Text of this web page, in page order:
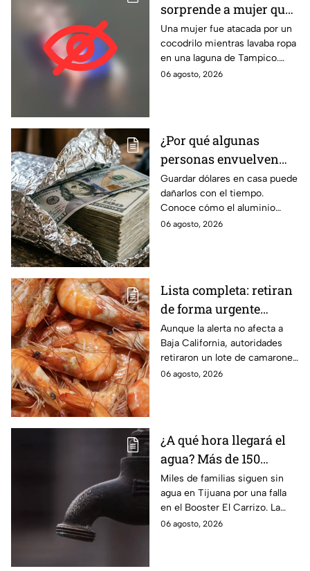
sorprende a mujer que
lavaba ropa y la
arrastra al agua en
Tampico | FUERTES
IMÁGENES
Una mujer fue atacada por un
cocodrilo mientras lavaba ropa
en una laguna de Tampico.
Autoridades activaron un
06 agosto, 2026
¿Por qué algunas
personas envuelven
dólares en papel
aluminio? La razón
podría sorprenderte
Guardar dólares en casa puede
dañarlos con el tiempo.
Conoce cómo el aluminio
puede ayudar a proteger los
06 agosto, 2026
Lista completa: retiran
de forma urgente
camarones
contaminados con
salmonela
Aunque la alerta no afecta a
Baja California, autoridades
retiraron un lote de camarones
con salmonela en España;
06 agosto, 2026
¿A qué hora llegará el
agua? Más de 150
colonias de Tijuana
siguen sin servicio
Miles de familias siguen sin
agua en Tijuana por una falla
en el Booster El Carrizo. La
CESPT aún no confirma la hora
06 agosto, 2026